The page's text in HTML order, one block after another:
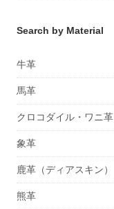
Search by Material
牛革
馬革
クロコダイル・ワニ革
象革
鹿革（ディアスキン）
熊革